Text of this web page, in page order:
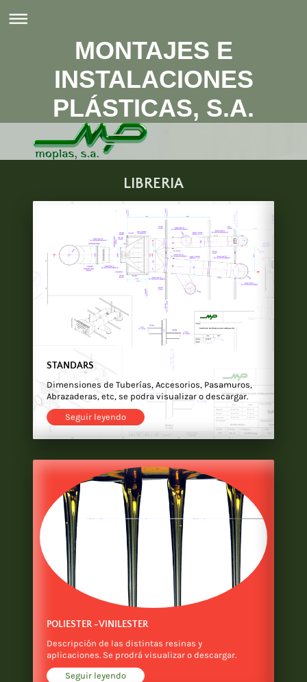
MONTAJES E
INSTALACIONES
PLÁSTICAS, S.A.
LIBRERIA
STANDARS
Dimensiones de Tuberías, Accesorios, Pasamuros,
Abrazaderas, etc, se podra visualizar o descargar.
Seguir leyendo
POLIESTER -VINILESTER
Descripción de las distintas resinas y
aplicaciones. Se prodrá visualizar o descargar.
Seguir leyendo